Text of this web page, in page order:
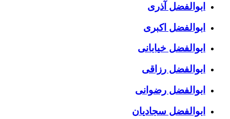
ابوالفضل آذری
ابوالفضل اکبری
ابوالفضل خیابانی
ابوالفضل رزاقی
ابوالفضل رضوانی
ابوالفضل سجادیان